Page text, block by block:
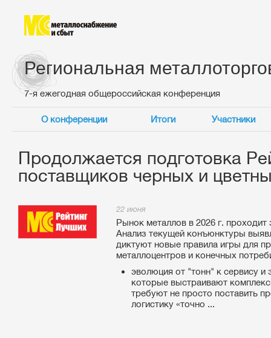
Региональная
7-я ежегодная общероссийская конференция
О конференции Итоги Участники
Продолжается подготовка
поставщиков черных и
22 июня
Рынок металлов в 2026 г.
Анализ текущей конъюнктуры
диктуют новые правила игры для
металлоцентров и конечных
эволюция от "тонн" к сервису
которые выстраивают
требуют не просто поставить
логистику «точно ...